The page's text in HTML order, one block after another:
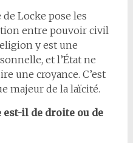
Locke pose les
entre pouvoir civil
y est une
et l’État ne
une croyance. C’est
majeur de la laïcité.
il de droite ou de